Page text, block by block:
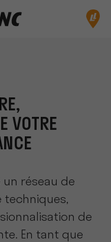
VOTRE
réseau de
techniques,
de
En tant que